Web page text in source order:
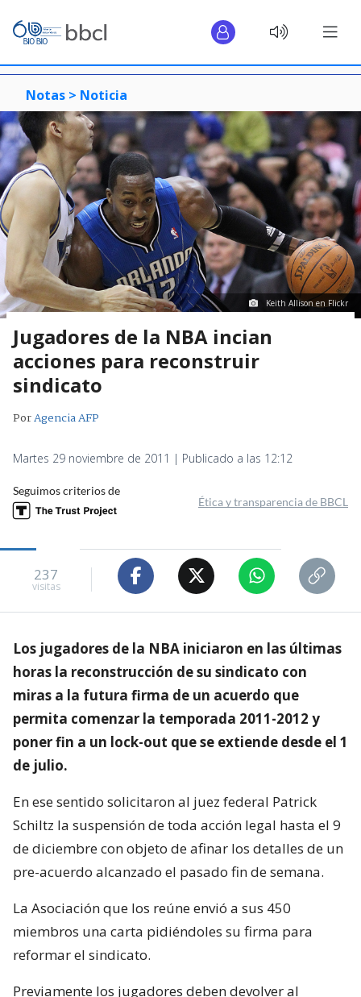
Notas > Noticia
Keith Allison en Flickr
Jugadores de la NBA incian
acciones para reconstruir
sindicato
PorAgencia AFP
Martes 29 noviembre de 2011 | Publicado a las 12:12
Seguimos criterios de
Ética y transparencia de BBCL
237
visitas
Los jugadores de la NBA iniciaron en las últimas
horas la reconstrucción de su sindicato con
miras a la futura firma de un acuerdo que
permita comenzar la temporada 2011-2012 y
poner fin a un lock-out que se extiende desde el 1
de julio.
En ese sentido solicitaron al juez federal Patrick
Schiltz la suspensión de toda acción legal hasta el 9
de diciembre con objeto de afinar los detalles de un
pre-acuerdo alcanzado el pasado fin de semana.
La Asociación que los reúne envió a sus 450
miembros una carta pidiéndoles su firma para
reformar el sindicato.
Previamente los jugadores deben devolver al